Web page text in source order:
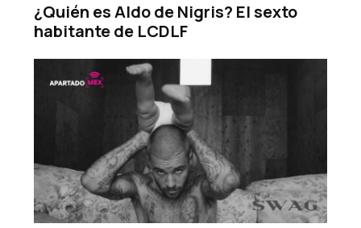
¿Quién es Aldo de Nigris? El sexto
habitante de LCDLF